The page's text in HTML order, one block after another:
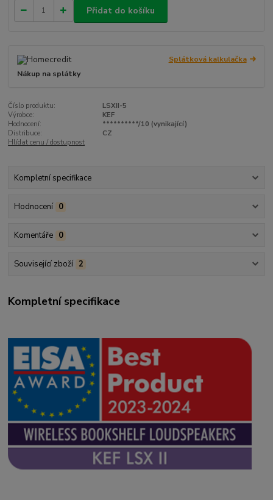
Přidat do košíku
Splátková kalkulačka
Nákup na splátky
Číslo produktu:
LSXII-5
Výrobce:
KEF
Hodnocení:
**********/10 (vynikající)
Distribuce:
CZ
Hlídat cenu / dostupnost
Kompletní specifikace
Hodnocení 0
Komentáře 0
Související zboží 2
Kompletní specifikace